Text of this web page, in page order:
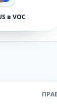
в VOC